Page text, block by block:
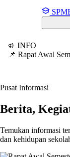
INFO
📌 Rapat Awal
Pusat Informasi
Berita,
Temukan informasi
dan kehidupan